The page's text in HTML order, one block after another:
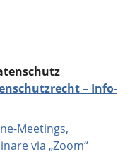
– Info-
Meetings,
via „Zoom“